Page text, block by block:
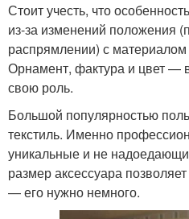
Стоит учесть, что
из-за изменений положения
распрямлении) с материалом
Орнамент, фактура и цвет —
свою роль.
Большой популярностью
текстиль. Именно
уникальные и не
размер аксессуара
— его нужно немного.